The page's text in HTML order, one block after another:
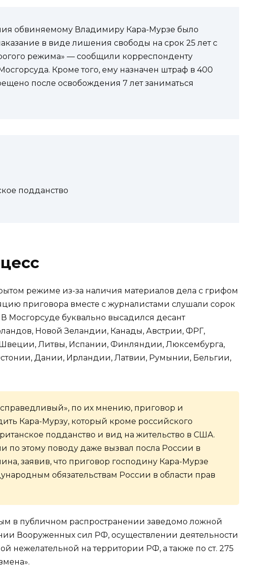
обвиняемому Владимиру Кара-Мурзе было
в виде лишения свободы на срок 25 лет с
режима» — сообщили корреспонденту
Кроме того, ему назначен штраф в 400
после освобождения 7 лет заниматься
подданство
режиме из-за наличия материалов дела с грифом
приговора вместе с журналистами слушали сорок
Мосгорсуде буквально высадился десант
Новой Зеландии, Канады, Австрии, ФРГ,
Литвы, Испании, Финляндии, Люксембурга,
Дании, Ирландии, Латвии, Румынии, Бельгии,
по их мнению, приговор и
Кара-Мурзу, который кроме российского
подданство и вид на жительство в США.
по этому поводу даже вызвал посла России в
заявив, что приговор господину Кара-Мурзе
обязательствам России в области прав
в публичном распространении заведомо ложной
Вооруженных сил РФ, осуществлении деятельности
нежелательной на территории РФ, а также по ст. 275